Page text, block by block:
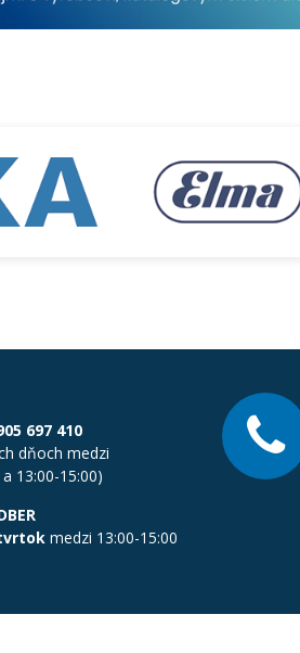
697 410
dňoch medzi
13:00-15:00)
medzi 13:00-15:00